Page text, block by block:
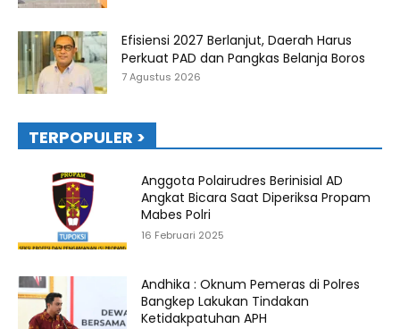
Efisiensi 2027 Berlanjut, Daerah Harus
Perkuat PAD dan Pangkas Belanja Boros
7 Agustus 2026
TERPOPULER >
Anggota Polairudres Berinisial AD
Angkat Bicara Saat Diperiksa Propam
Mabes Polri
16 Februari 2025
Andhika : Oknum Pemeras di Polres
Bangkep Lakukan Tindakan
Ketidakpatuhan APH